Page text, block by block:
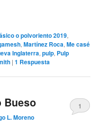
o polvoriento 2019,
,Martínez Roca,Me casé
Inglaterra,pulp, Pulp
|1 Respuesta
Bueso
L. Moreno
1